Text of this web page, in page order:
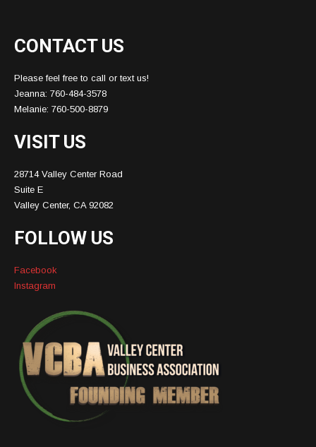
CONTACT US
Please feel free to call or text us!
Jeanna: 760-484-3578
Melanie: 760-500-8879
VISIT US
28714 Valley Center Road
Suite E
Valley Center, CA 92082
FOLLOW US
Facebook
Instagram